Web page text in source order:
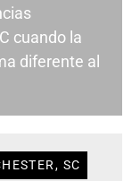
cuando la
diferente al
SC